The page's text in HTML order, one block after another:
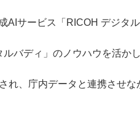
AIサービス「RICOH デジタ
バディ」のノウハウを活か
れ、庁内データと連携させな